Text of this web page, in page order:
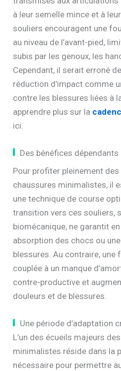
à leur semelle mince et à
souliers encouragent une
au niveau de l’avant-pied,
subis par les genoux, les
Cependant, il serait erroné
réduction d’impact comme
contre les blessures liées à
apprendre plus sur la
ici.
Des bénéfices
Pour profiter pleinement
chaussures minimalistes, il
une technique de course
transition vers ces souliers,
biomécanique, ne garantit
absorption des chocs ou
blessures. Au contraire, une
couplée à un manque
contre-productive et
douleurs et de blessures.
Une période d’adaptation
L’un des écueils majeurs
minimalistes réside dans la
nécessaire pour permettre